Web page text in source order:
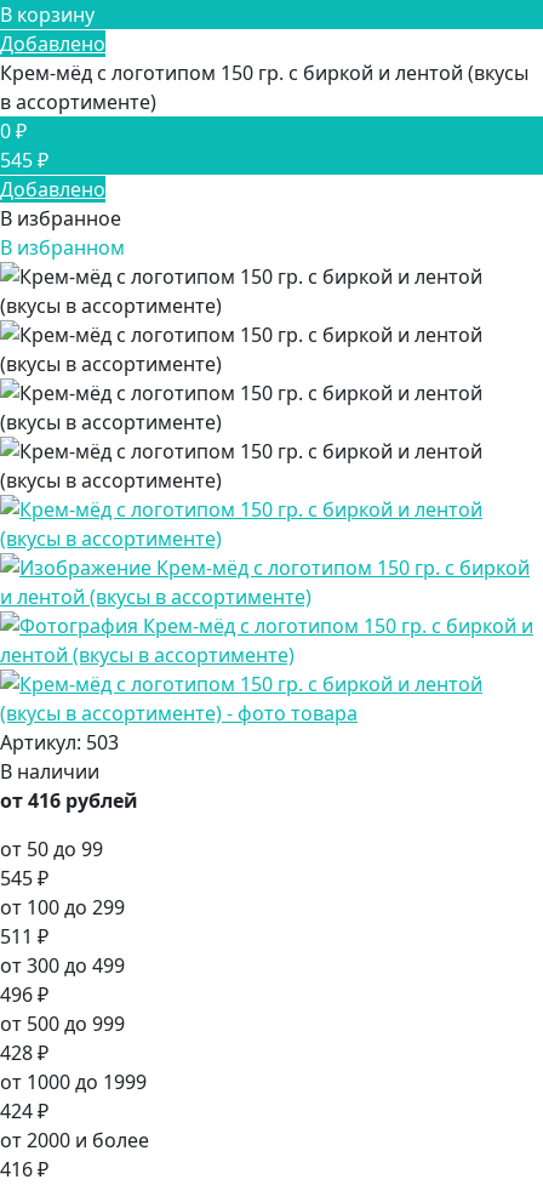
В корзину
Добавлено
Крем-мёд с логотипом 150 гр. с биркой и лентой (вкусы
в ассортименте)
0 ₽
545 ₽
Добавлено
В избранное
В избранном
Артикул: 503
В наличии
от 416 рублей
от 50 до 99
545 ₽
от 100 до 299
511 ₽
от 300 до 499
496 ₽
от 500 до 999
428 ₽
от 1000 до 1999
424 ₽
от 2000 и более
416 ₽